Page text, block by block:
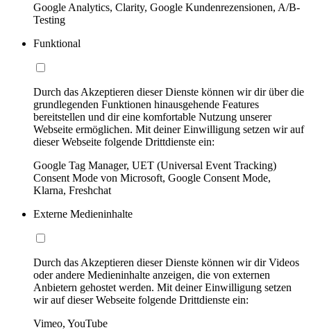
Google Analytics, Clarity, Google Kundenrezensionen, A/B-
Testing
Funktional
Durch das Akzeptieren dieser Dienste können wir dir über die
grundlegenden Funktionen hinausgehende Features
bereitstellen und dir eine komfortable Nutzung unserer
Webseite ermöglichen. Mit deiner Einwilligung setzen wir auf
dieser Webseite folgende Drittdienste ein:
Google Tag Manager, UET (Universal Event Tracking)
Consent Mode von Microsoft, Google Consent Mode,
Klarna, Freshchat
Externe Medieninhalte
Durch das Akzeptieren dieser Dienste können wir dir Videos
oder andere Medieninhalte anzeigen, die von externen
Anbietern gehostet werden. Mit deiner Einwilligung setzen
wir auf dieser Webseite folgende Drittdienste ein:
Vimeo, YouTube